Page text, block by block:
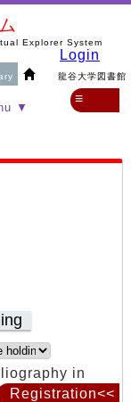
Explorer System
龍谷大学図書館
Login
▼
≡
Registration<<
in